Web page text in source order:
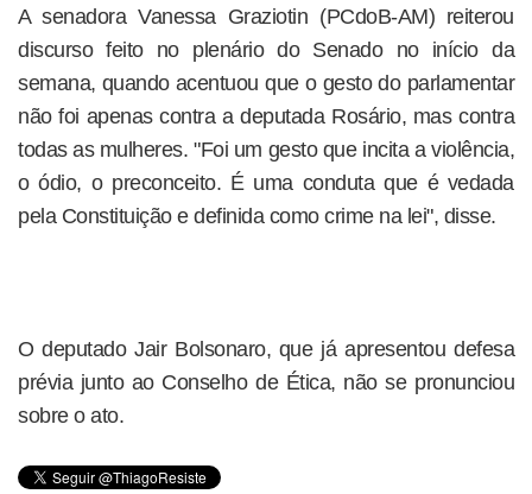
A senadora Vanessa Graziotin (PCdoB-AM) reiterou
discurso feito no plenário do Senado no início da
semana, quando acentuou que o gesto do parlamentar
não foi apenas contra a deputada Rosário, mas contra
todas as mulheres. "Foi um gesto que incita a violência,
o ódio, o preconceito. É uma conduta que é vedada
pela Constituição e definida como crime na lei", disse.
O deputado Jair Bolsonaro, que já apresentou defesa
prévia junto ao Conselho de Ética, não se pronunciou
sobre o ato.